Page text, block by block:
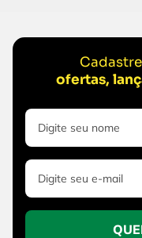
ofertas,